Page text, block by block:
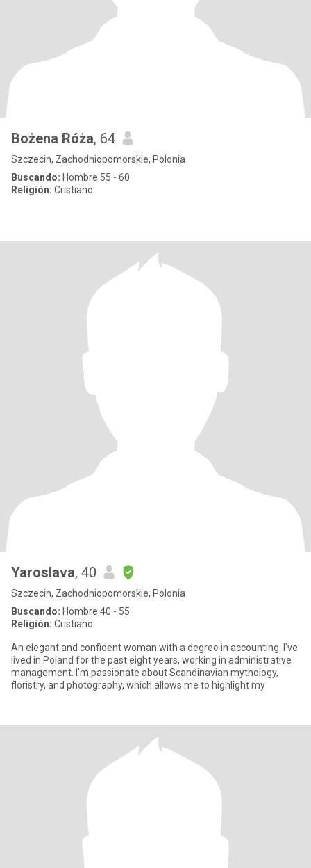
Bożena Róża, 64
Szczecin, Zachodniopomorskie, Polonia
Buscando: Hombre 55 - 60
Religión: Cristiano
Yaroslava, 40
Szczecin, Zachodniopomorskie, Polonia
Buscando: Hombre 40 - 55
Religión: Cristiano
An elegant and confident woman with a degree in accounting. I've
lived in Poland for the past eight years, working in administrative
management. I'm passionate about Scandinavian mythology,
floristry, and photography, which allows me to highlight my